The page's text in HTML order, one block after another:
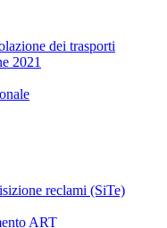
dei trasporti
2021
reclami (SiTe)
ART